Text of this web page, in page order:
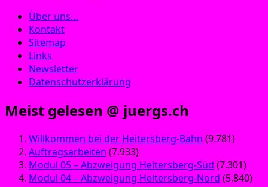
Über uns…
Kontakt
Sitemap
Links
Newsletter
Datenschutzerklärung
Meist gelesen @ juergs.ch
Willkommen bei der Heitersberg-Bahn (9.781)
Auftragsarbeiten (7.933)
Modul 05 – Abzweigung Heitersberg-Süd (7.301)
Modul 04 – Abzweigung Heitersberg-Nord (5.840)